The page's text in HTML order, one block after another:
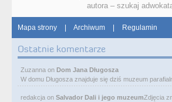
autora – szukaj
Mapa strony | Archiwum | Regulamin
Ostatnie komentarze
Zuzanna on Dom Jana Długosza
W domu Długosza znajduje się dziś muzeum
redakcja on Salvador Dali i jego muzeumZdjęcia